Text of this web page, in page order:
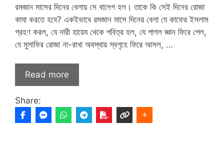
রমজান মাসের দিনের বেলায় সে বালেগ হল। তাকে কি সেই দিনের রোজা
কাযা করতে হবে? একইভাবে রমজান মাসে দিনের বেলা যে কাফের ইসলাম
গ্রহণ করল, যে নারী হায়েয থেকে পবিত্র হল, যে পাগল জ্ঞান ফিরে পেল,
যে মুসাফির রোজা না-রাখা অবস্থায় স্বগৃহে ফিরে আসল, …
Read more
Share: